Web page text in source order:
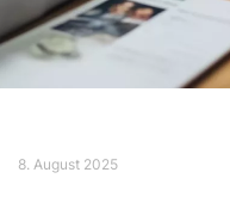
8. August 2025